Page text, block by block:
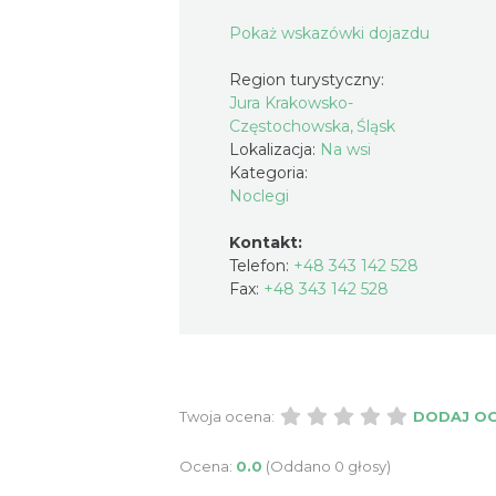
Pokaż wskazówki dojazdu
Region turystyczny:
Jura Krakowsko-
Częstochowska, Śląsk
Lokalizacja: Na wsi
Kategoria:
Noclegi
Kontakt:
Telefon: +48 343 142 528
Fax: +48 343 142 528
Twoja ocena: DODAJ
Ocena: 0.0 (Oddano 0 głosy)